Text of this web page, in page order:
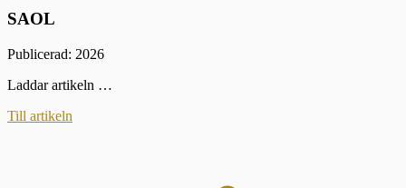
SAOL
Publicerad: 2026
Laddar artikeln …
Till artikeln